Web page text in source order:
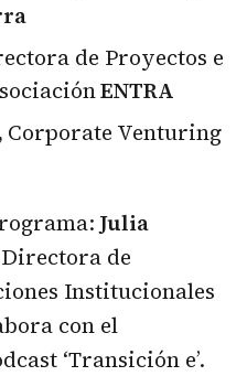
de Proyectos e
ENTRA
Corporate Venturing
Julia
de
Institucionales
con el
‘Transición e’.